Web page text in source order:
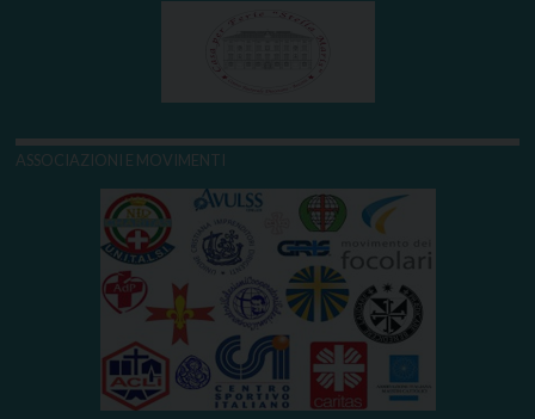
ASSOCIAZIONI E MOVIMENTI